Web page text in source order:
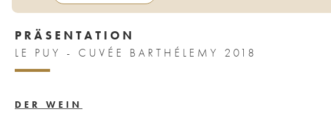
PRÄSENTATION
LE PUY - CUVÉE BARTHÉLEMY 2018
DER WEIN